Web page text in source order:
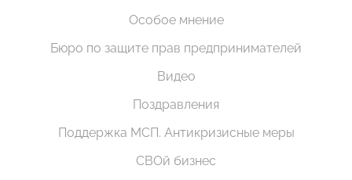
Особое мнение
Бюро по защите прав предпринимателей
Видео
Поздравления
Поддержка МСП. Антикризисные меры
СВОй бизнес